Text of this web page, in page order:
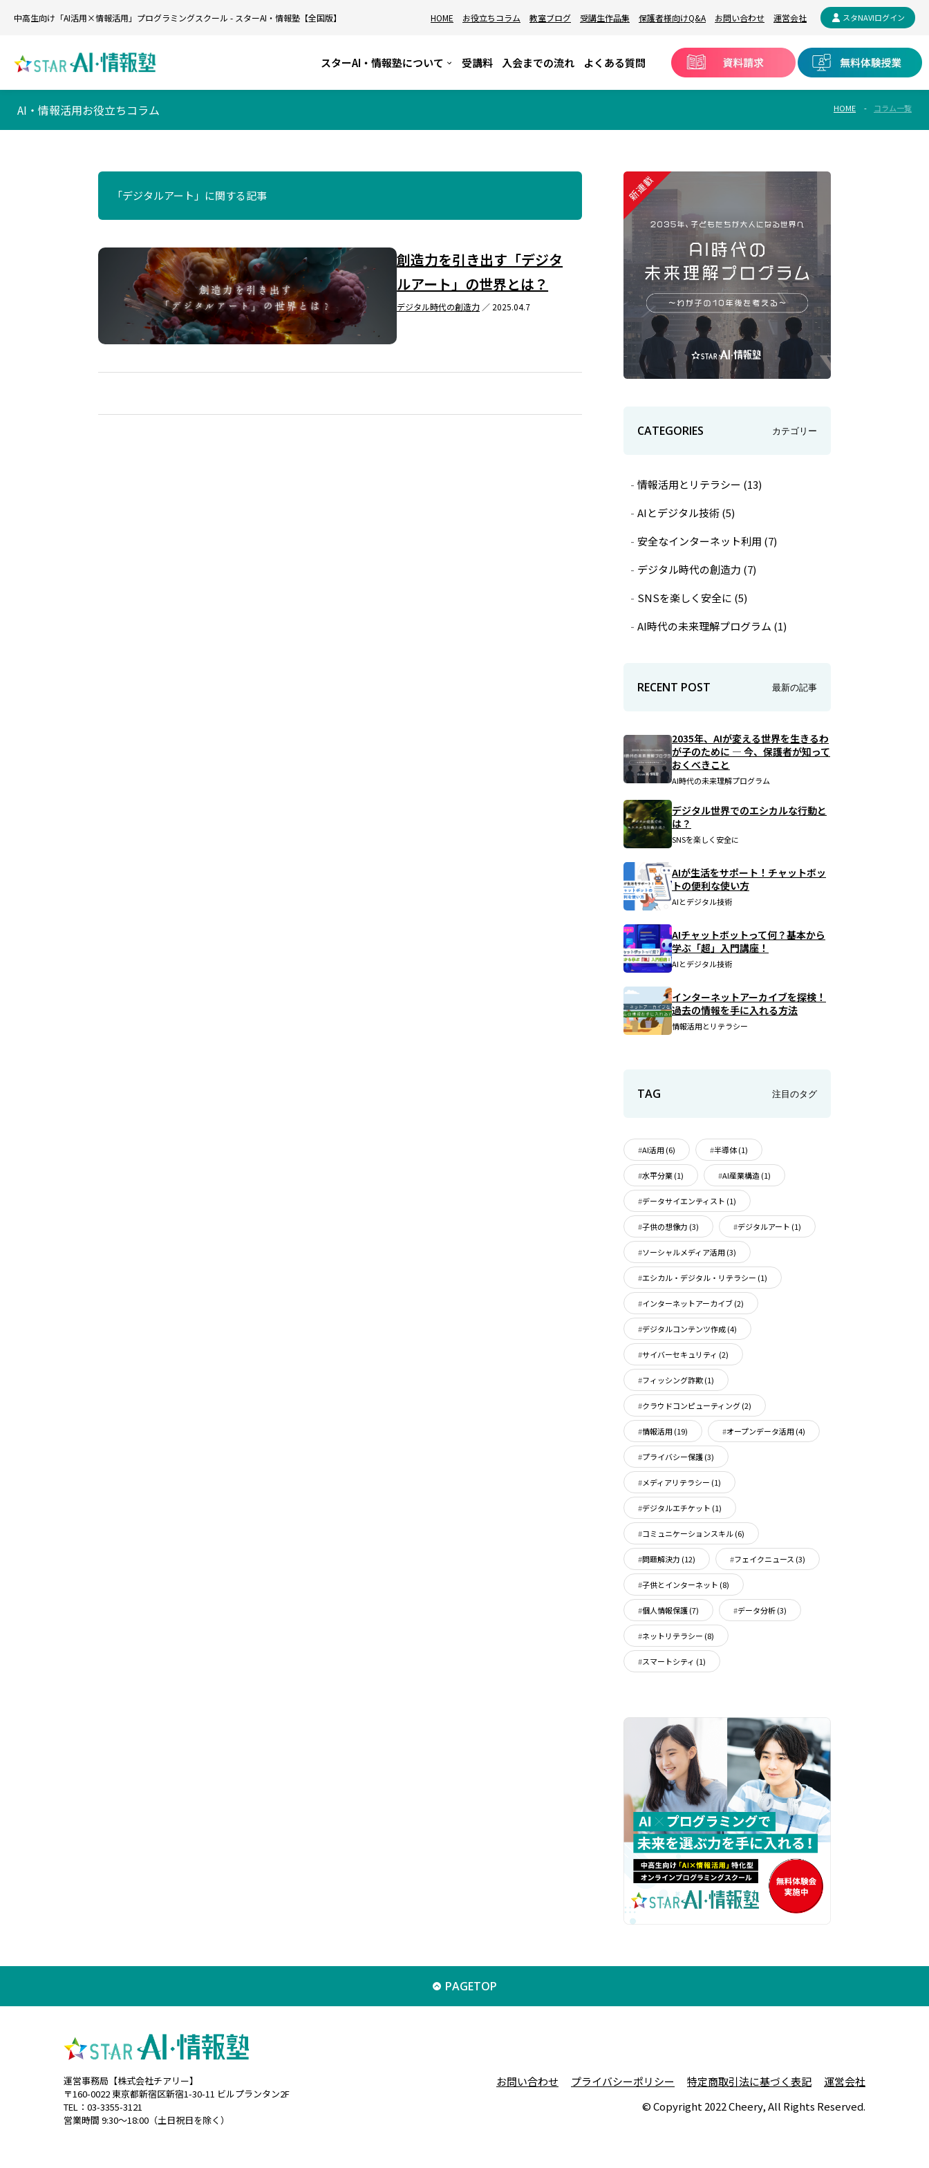
中高生向け「AI活用×情報活用」プログラミングスクール - スターAI・情報塾【全国版】 HOME お役立ちコラム 教室ブログ 受講生作品集 保護者様向けQ&A お問い合わせ 運営会社 スタNAVIログイン
スターAI・情報塾について 受講料 入会までの流れ よくある質問
AI・情報活用お役立ちコラム HOME コラム一覧
「デジタルアート」に関する記事
創造力を引き出す「デジタ
ルアート」の世界とは？
デジタル時代の創造力 ／ 2025.04.7
CATEGORIES カテゴリー
情報活用とリテラシー (13)
AIとデジタル技術(5)
安全なインターネット利用 (7)
デジタル時代の創造力 (7)
SNSを楽しく安全に (5)
AI時代の未来理解プログラム (1)
RECENT POST 最新の記事
2035年、AIが変える世界を生きるわ
が子のために ― 今、保護者が知って
おくべきこと
AI時代の未来理解プログラム
デジタル世界でのエシカルな行動と
は？
SNSを楽しく安全に
AIが生活をサポート！チャットボッ
トの便利な使い方
AIとデジタル技術
AIチャットボットって何？基本から
学ぶ「超」入門講座！
AIとデジタル技術
インターネットアーカイブを探検！
過去の情報を手に入れる方法
情報活用とリテラシー
TAG 注目のタグ
AI活用 (6) 半導体(1)
水平分業(1) AI産業構造(1)
データサイエンティスト (1)
子供の想像力 (3) デジタルアート (1)
ソーシャルメディア活用 (3)
エシカル・デジタル・リテラシー (1)
インターネットアーカイブ(2)
デジタルコンテンツ作成(4)
サイバーセキュリティ (2)
フィッシング詐欺(1)
クラウドコンピューティング(2)
情報活用 (19) オープンデータ活用 (4)
プライバシー保護(3)
メディアリテラシー (1)
デジタルエチケット (1)
コミュニケーションスキル(6)
問題解決力 (12) フェイクニュース (3)
子供とインターネット (8)
個人情報保護(7) データ分析(3)
ネットリテラシー (8)
スマートシティ (1)
PAGETOP
運営事務局【株式会社チアリー】
〒160-0022 東京都新宿区新宿1-30-11 ビルプランタン2F
TEL：03-3355-3121
営業時間 9:30〜18:00（土日祝日を除く）
お問い合わせ プライバシーポリシー 特定商取引法に基づく表記
運営会社
© Copyright 2022 Cheery, All Rights Reserved.